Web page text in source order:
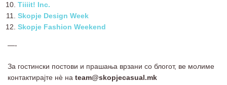
Tiiiit! Inc.
Skopje Design Week
Skopje Fashion Weekend
—-
За гостински постови и прашања врзани со блогот, ве молиме
контактирајте нѐ на team@skopjecasual.mk